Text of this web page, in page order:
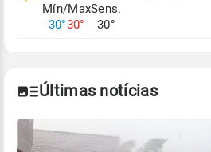
Mín/Max
30°30°
Sens.
30°
Últimas notícias